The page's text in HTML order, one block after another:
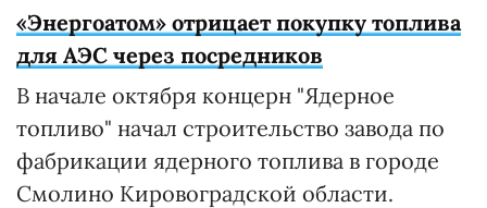
«Энергоатом» отрицает покупку топлива
для АЭС через посредников
В начале октября концерн "Ядерное
топливо" начал строительство завода по
фабрикации ядерного топлива в городе
Смолино Кировоградской области.